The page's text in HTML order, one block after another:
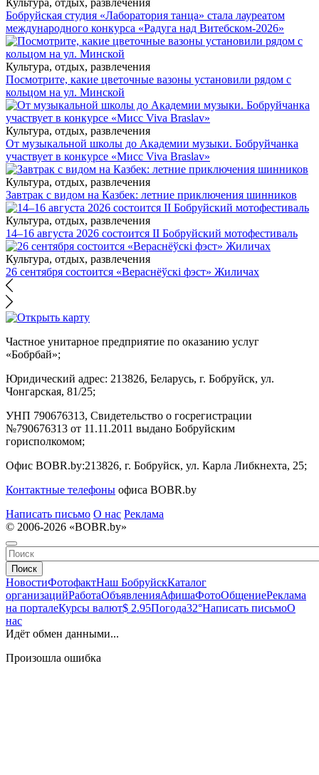
Культура, отдых, развлечения
Бобруйская студия «Лаборатория танца» стала лауреатом
международного конкурса «Радуга над Витебском-2026»
Культура, отдых, развлечения
Посмотрите, какие цветочные вазоны установили рядом с
кольцом на ул. Минской
Культура, отдых, развлечения
От музыкальной школы до Академии музыки. Бобруйчанка
участвует в конкурсе «Мисс Viva Braslav»
Культура, отдых, развлечения
Завтрак с видом на Казбек: летние приключения шинников
Культура, отдых, развлечения
14–16 августа 2026 состоится II Бобруйский мотофестиваль
Культура, отдых, развлечения
26 сентября состоится «Вераснёўскі фэст» Жиличах
Частное унитарное предприятие по оказанию услуг
«Бобрбай»;
Юридический адрес: 213826, Беларусь, г. Бобруйск, ул.
Чонгарская, 81/25;
УНП 790676313, Свидетельство о госрегистрации
№790676313 от 11.11.2011 выдано Бобруйским
горисполкомом;
Офис BOBR.by:213826, г. Бобруйск, ул. Карла Либкнехта, 25;
Контактные телефоны офиса BOBR.by
Написать письмо О нас Реклама
© 2006-2026 «BOBR.by»
Поиск
НовостиФотофактНаш БобруйскКаталог
организацийРаботаОбъявленияАфишаФотоОбщениеРеклама
на порталеКурсы валют$ 2.95Погода32°Написать письмоО
нас
Идёт обмен данными...
Произошла ошибка